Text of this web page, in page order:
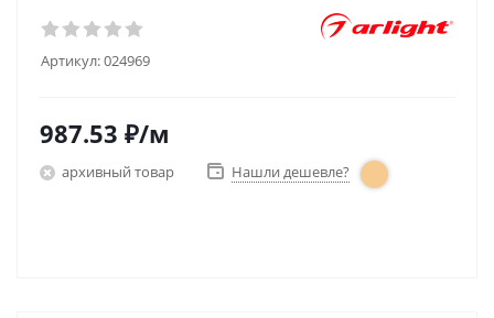
Артикул:024969
987.53 ₽/м
архивный товар Нашли дешевле?